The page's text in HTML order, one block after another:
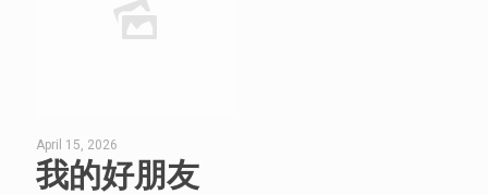
April 15, 2026
我的好朋友